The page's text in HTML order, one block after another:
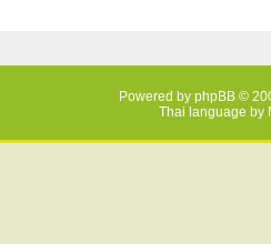
Powered by phpBB ©
Thai language by